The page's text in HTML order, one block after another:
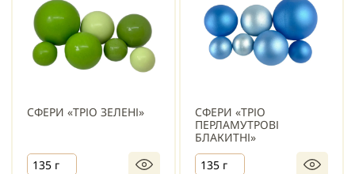
СФЕРИ «ТРІО ЗЕЛЕНІ»
135 г
СФЕРИ «ТРІО
ПЕРЛАМУТРОВІ
БЛАКИТНІ»
135 г